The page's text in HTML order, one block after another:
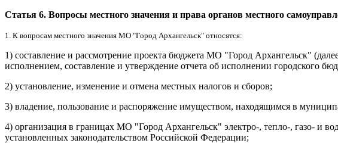
Статья 6. Вопросы местного значения и права органов местного
1. К вопросам местного значения МО "Город Архангельск" относятся:
1) составление и рассмотрение проекта бюджета МО "Город Архангельск"
исполнением, составление и утверждение отчета об исполнении городского
2) установление, изменение и отмена местных налогов и сборов;
3) владение, пользование и распоряжение имуществом, находящимся в
4) организация в границах МО "Город Архангельск" электро-, тепло-, газо- и
установленных законодательством Российской Федерации;